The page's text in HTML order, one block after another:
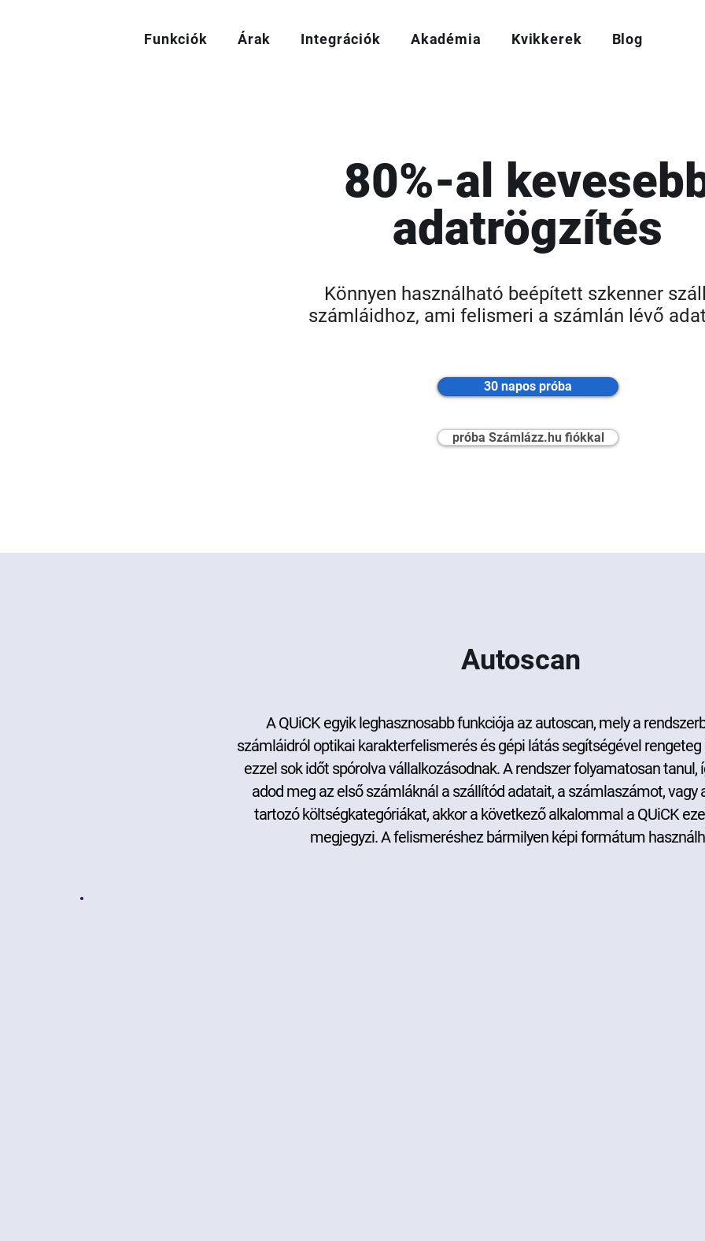
Funkciók Árak Integrációk Akadémia Kvikkerek Blog
80%-al
adatrögzítés
Könnyen használható beépített szkenner
számláidhoz, ami felismeri a számlán lévő
30 napos próba
próba Számlázz.hu fiókkal
Autoscan
A QUiCK egyik leghasznosabb funkciója az autoscan, mely a
számláidról optikai karakterfelismerés és gépi látás segítségével
ezzel sok időt spórolva vállalkozásodnak. A rendszer folyamatosan tanul,
adod meg az első számláknál a szállítód adatait, a számlaszámot, vagy
tartozó költségkategóriákat, akkor a következő alkalommal a QUiCK
megjegyzi. A felismeréshez bármilyen képi formátum